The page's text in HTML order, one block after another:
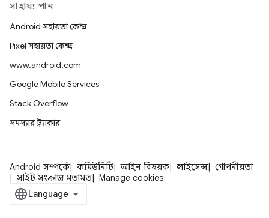
সাহায্য পান
Android সহায়তা কেন্দ্র
Pixel সহায়তা কেন্দ্র
www.android.com
Google Mobile Services
Stack Overflow
সমস্যার ট্র্যাকার
Android সম্পর্কে কমিউনিটি আইন বিষয়ক লাইসেন্স
গোপনীয়তা
সাইট সংক্রান্ত মতামত
Manage cookies